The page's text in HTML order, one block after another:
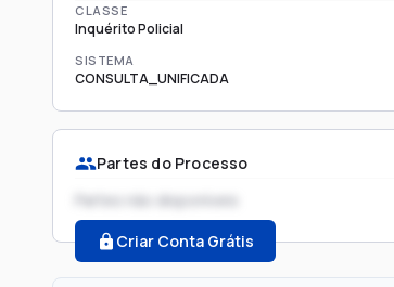
CLASSE
Inquérito Policial
SISTEMA
CONSULTA_UNIFICADA
Partes do Processo
Partes não disponíveis
Criar Conta Grátis